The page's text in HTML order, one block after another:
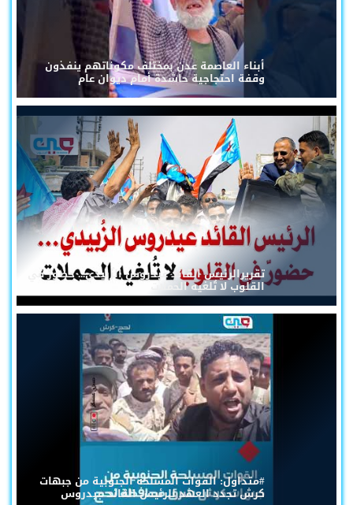
أبناء العاصمة عدن بمختلف مكوناتهم ينفذون
وقفة احتجاجية حاشدة أمام ديوان عام
تقريرالرئيس القائد عيدروس الزُبيدي... حضورٌ في
القلوب لا تُلغيه الحملات
#متداول: القوات المسلحة الجنوبية من جبهات
كرش تجدد العهد للرئيس القائد عيدروس